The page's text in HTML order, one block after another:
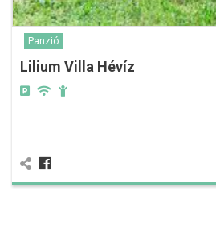
Panzió
Lilium Villa Hévíz